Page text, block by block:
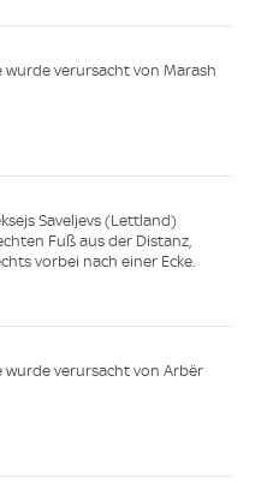
wurde verursacht von Marash
Saveljevs (Lettland)
Fuß aus der Distanz,
vorbei nach einer Ecke.
wurde verursacht von Arbër